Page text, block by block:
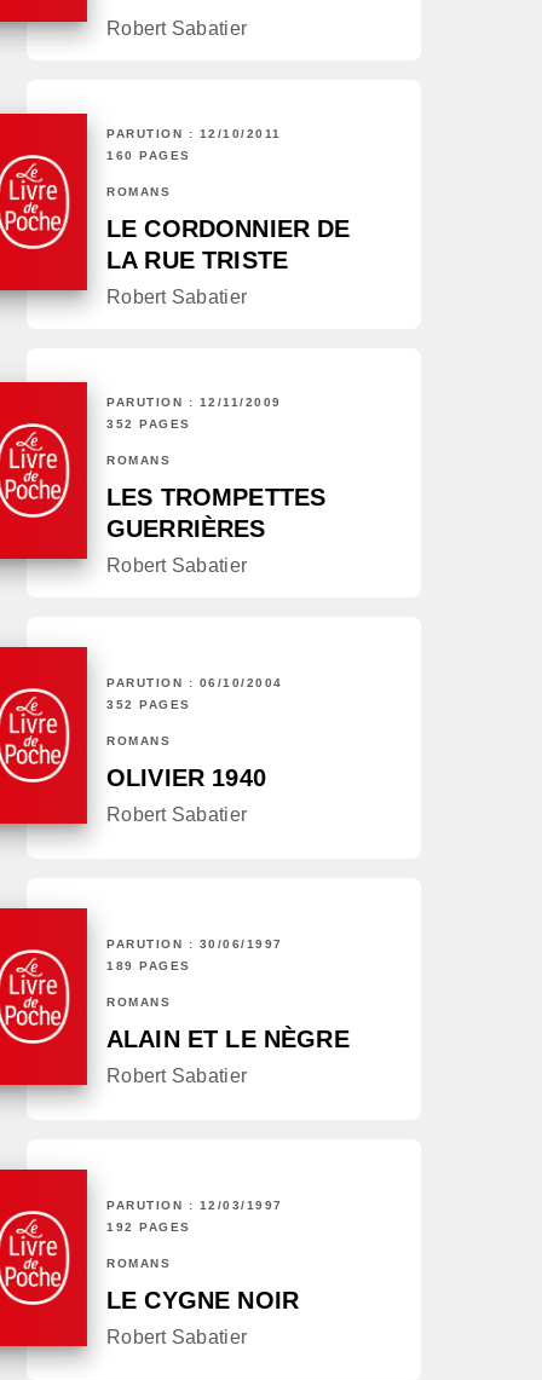
Robert Sabatier
PARUTION : 12/10/2011
160 PAGES
ROMANS
LE CORDONNIER DE
LA RUE TRISTE
Robert Sabatier
PARUTION : 12/11/2009
352 PAGES
ROMANS
LES TROMPETTES
GUERRIÈRES
Robert Sabatier
PARUTION : 06/10/2004
352 PAGES
ROMANS
OLIVIER 1940
Robert Sabatier
PARUTION : 30/06/1997
189 PAGES
ROMANS
ALAIN ET LE NÈGRE
Robert Sabatier
PARUTION : 12/03/1997
192 PAGES
ROMANS
LE CYGNE NOIR
Robert Sabatier